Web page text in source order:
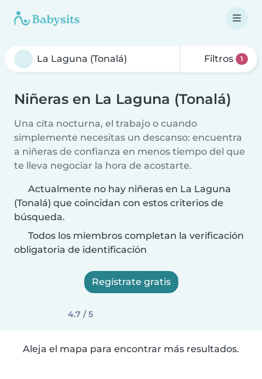
Filtros 1
Niñeras en La Laguna (Tonalá)
Una cita nocturna, el trabajo o cuando
simplemente necesitas un descanso: encuentra
a niñeras de confianza en menos tiempo del que
te lleva negociar la hora de acostarte.
Actualmente no hay niñeras en La Laguna
(Tonalá) que coincidan con estos criterios de
búsqueda.
Todos los miembros completan la verificación
obligatoria de identificación
Regístrate gratis
4.7 / 5
Aleja el mapa para encontrar más resultados.